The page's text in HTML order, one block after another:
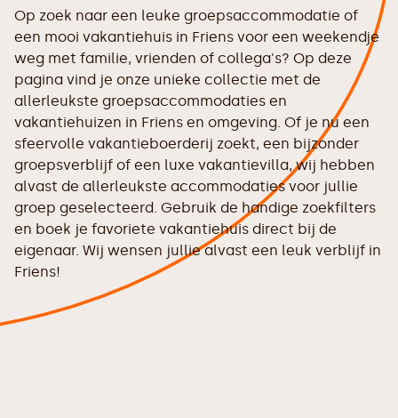
Op zoek naar een leuke groepsaccommodatie of
een mooi vakantiehuis in Friens voor een weekendje
weg met familie, vrienden of collega's? Op deze
pagina vind je onze unieke collectie met de
allerleukste groepsaccommodaties en
vakantiehuizen in Friens en omgeving. Of je nu een
sfeervolle vakantieboerderij zoekt, een bijzonder
groepsverblijf of een luxe vakantievilla, wij hebben
alvast de allerleukste accommodaties voor jullie
groep geselecteerd. Gebruik de handige zoekfilters
en boek je favoriete vakantiehuis direct bij de
eigenaar. Wij wensen jullie alvast een leuk verblijf in
Friens!